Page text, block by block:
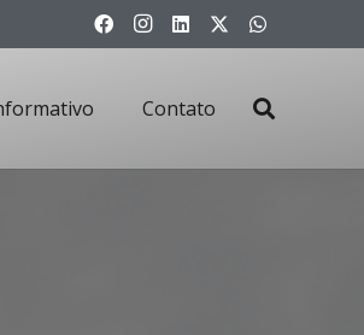
Contato